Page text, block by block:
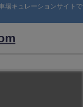
場キュレーションサイトで